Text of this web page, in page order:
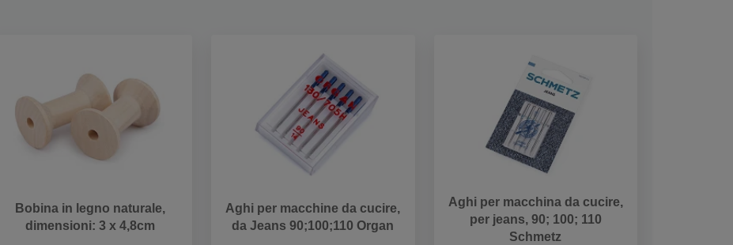
Bobina in legno naturale,
dimensioni: 3 x 4,8cm
Aghi per macchine da cucire,
da Jeans 90;100;110 Organ
Aghi per macchina da cucire,
per jeans, 90; 100; 110
Schmetz